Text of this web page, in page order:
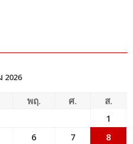
2026
พฤ. ศ.
ส.
1
6 7
8